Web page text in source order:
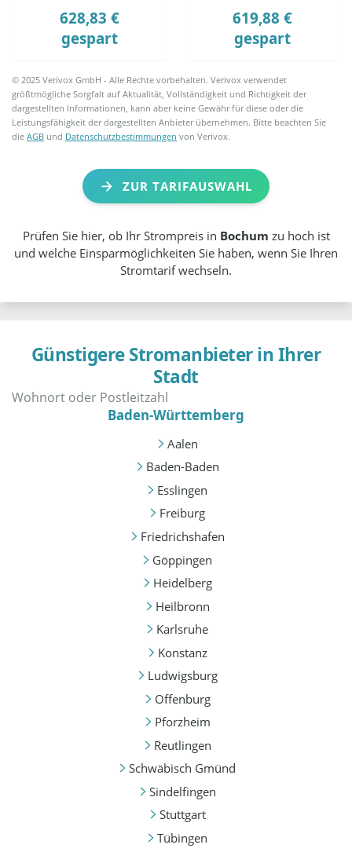
628,83 €
gespart
619,88 €
gespart
© 2025 Verivox GmbH - Alle Rechte vorbehalten. Verivox verwendet
größtmögliche Sorgfalt auf Aktualität, Vollständigkeit und Richtigkeit der
dargestellten Informationen, kann aber keine Gewähr für diese oder die
Leistungsfähigkeit der dargestellten Anbieter übernehmen. Bitte beachten Sie
dieAGB und Datenschutzbestimmungen von Verivox.
ZUR TARIFAUSWAHL
Prüfen Sie hier, ob Ihr Strompreis in Bochum zu hoch ist
und welche Einsparmöglichkeiten Sie haben, wenn Sie Ihren
Stromtarif wechseln.
Günstigere Stromanbieter in Ihrer
Stadt
Baden-Württemberg
Aalen
Baden-Baden
Esslingen
Freiburg
Friedrichshafen
Göppingen
Heidelberg
Heilbronn
Karlsruhe
Konstanz
Ludwigsburg
Offenburg
Pforzheim
Reutlingen
Schwäbisch Gmünd
Sindelfingen
Stuttgart
Tübingen